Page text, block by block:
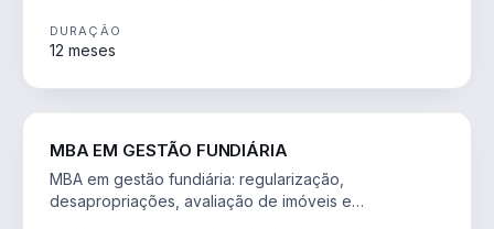
DURAÇÃO
12 meses
MBA EM GESTÃO FUNDIÁRIA
MBA em gestão fundiária: regularização,
desapropriações, avaliação de imóveis e